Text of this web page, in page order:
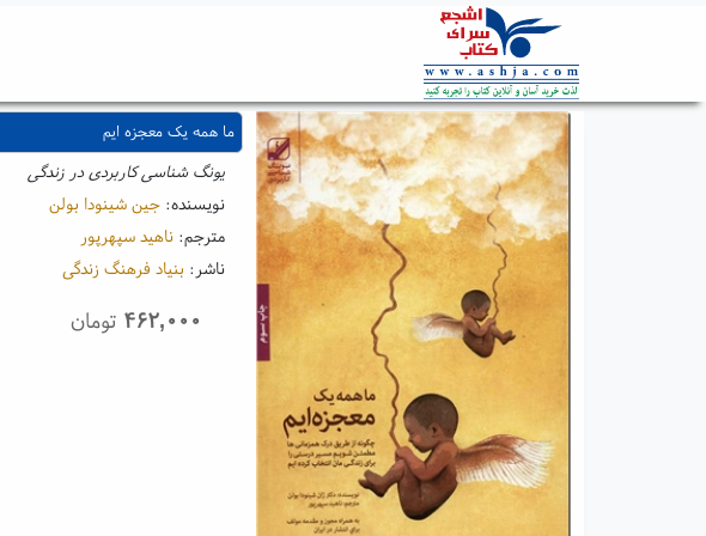
ما همه یک معجزه ایم
یونگ شناسی کاربردی در زندگی
نویسنده: جین شینودا بولن
مترجم: ناهید سپهرپور
ناشر: بنیاد فرهنگ زندگی
۴۶۲,۰۰۰ تومان